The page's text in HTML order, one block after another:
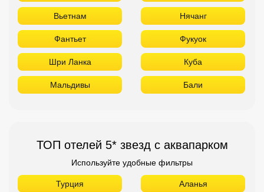
Вьетнам Нячанг
Фантьет Фукуок
Шри Ланка Куба
Мальдивы Бали
ТОП отелей 5* звезд с аквапарком
Используйте удобные фильтры
Турция Аланья